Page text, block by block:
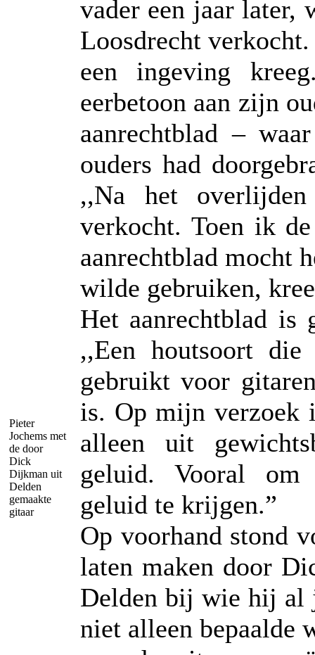
Pieter
Jochems met
de door
Dick
Dijkman uit
Delden
gemaakte
gitaar
vader een jaar later,
Loosdrecht
een ingeving
eerbetoon aan zijn
aanrechtblad –
ouders had
,,Na het
verkocht. Toen ik
aanrechtblad mocht
wilde gebruiken,
Het aanrechtblad is
,,Een houtsoort
gebruikt voor
is. Op mijn verzoek
alleen uit
geluid. Vooral om
geluid te krijgen.”
Op voorhand stond
laten maken door
Delden bij wie hij al
niet alleen bepaalde